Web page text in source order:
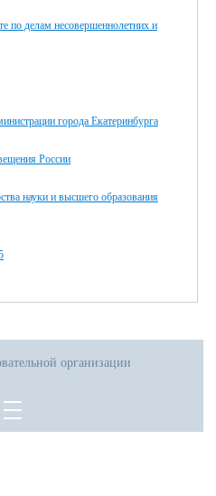
по делам несовершеннолетних и
города Екатеринбурга
России
науки и высшего образования
организации